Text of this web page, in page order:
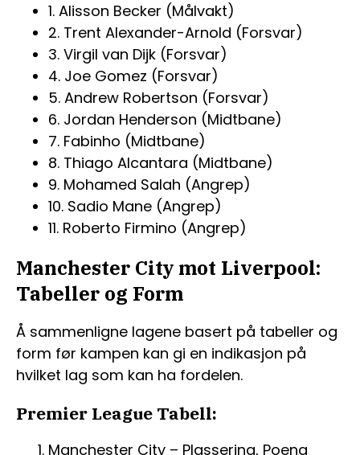
1. Alisson Becker (Målvakt)
2. Trent Alexander-Arnold (Forsvar)
3. Virgil van Dijk (Forsvar)
4. Joe Gomez (Forsvar)
5. Andrew Robertson (Forsvar)
6. Jordan Henderson (Midtbane)
7. Fabinho (Midtbane)
8. Thiago Alcantara (Midtbane)
9. Mohamed Salah (Angrep)
10. Sadio Mane (Angrep)
11. Roberto Firmino (Angrep)
Manchester City mot Liverpool:
Tabeller og Form
Å sammenligne lagene basert på tabeller og
form før kampen kan gi en indikasjon på
hvilket lag som kan ha fordelen.
Premier League Tabell:
Manchester City – Plassering, Poeng